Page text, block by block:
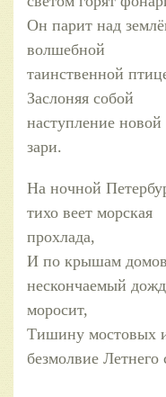
Он парит над
волшебной
таинственной
Заслоняя собой
наступление новой
зари.
На ночной
тихо веет морская
прохлада,
И по крышам домов
нескончаемый
моросит,
Тишину мостовых
безмолвие Летнего